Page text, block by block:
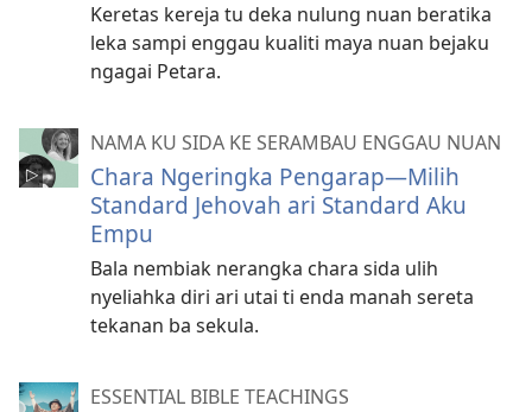
Keretas kereja tu deka nulung nuan beratika
leka sampi enggau kualiti maya nuan bejaku
ngagai Petara.
NAMA KU SIDA KE SERAMBAU ENGGAU NUAN
Chara Ngeringka Pengarap—Milih
Standard Jehovah ari Standard Aku
Empu
Bala nembiak nerangka chara sida ulih
nyeliahka diri ari utai ti enda manah sereta
tekanan ba sekula.
ESSENTIAL BIBLE TEACHINGS